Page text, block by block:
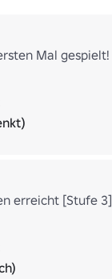
Mal gespielt!
erreicht [Stufe 3]